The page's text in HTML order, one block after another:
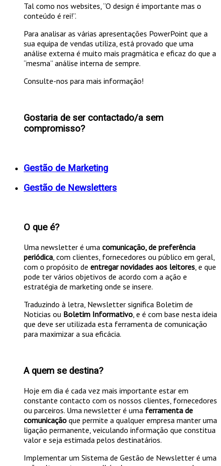
Tal como nos websites, “O design é importante mas o
conteúdo é rei!”.
Para analisar as várias apresentações PowerPoint que a
sua equipa de vendas utiliza, está provado que uma
análise externa é muito mais pragmática e eficaz do que a
“mesma” análise interna de sempre.
Consulte-nos para mais informação!
Gostaria de ser contactado/a sem
compromisso?
Gestão de Marketing
Gestão de Newsletters
O que é?
Uma newsletter é uma comunicação, de preferência
periódica , com clientes, fornecedores ou público em geral,
com o propósito de entregar novidades aos leitores , e que
pode ter vários objetivos de acordo com a ação e
estratégia de marketing onde se insere.
Traduzindo à letra, Newsletter significa Boletim de
Noticias ou Boletim Informativo , e é com base nesta ideia
que deve ser utilizada esta ferramenta de comunicação
para maximizar a sua eficácia.
A quem se destina?
Hoje em dia é cada vez mais importante estar em
constante contacto com os nossos clientes, fornecedores
ou parceiros. Uma newsletter é uma ferramenta de
comunicação que permite a qualquer empresa manter uma
ligação permanente, veiculando informação que constitua
valor e seja estimada pelos destinatários.
Implementar um Sistema de Gestão de Newsletter é uma